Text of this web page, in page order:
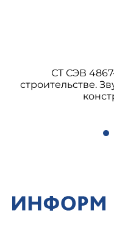
СТ СЭВ
строительстве.